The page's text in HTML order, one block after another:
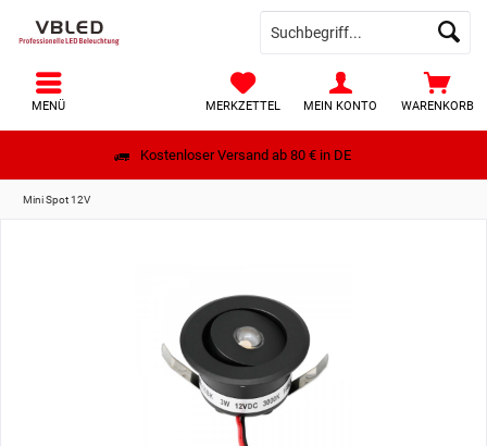
Kostenloser Versand ab 80 € in DE
WARENKORB
MERKZETTEL MEIN KONTO
MENÜ
Mini Spot 12V